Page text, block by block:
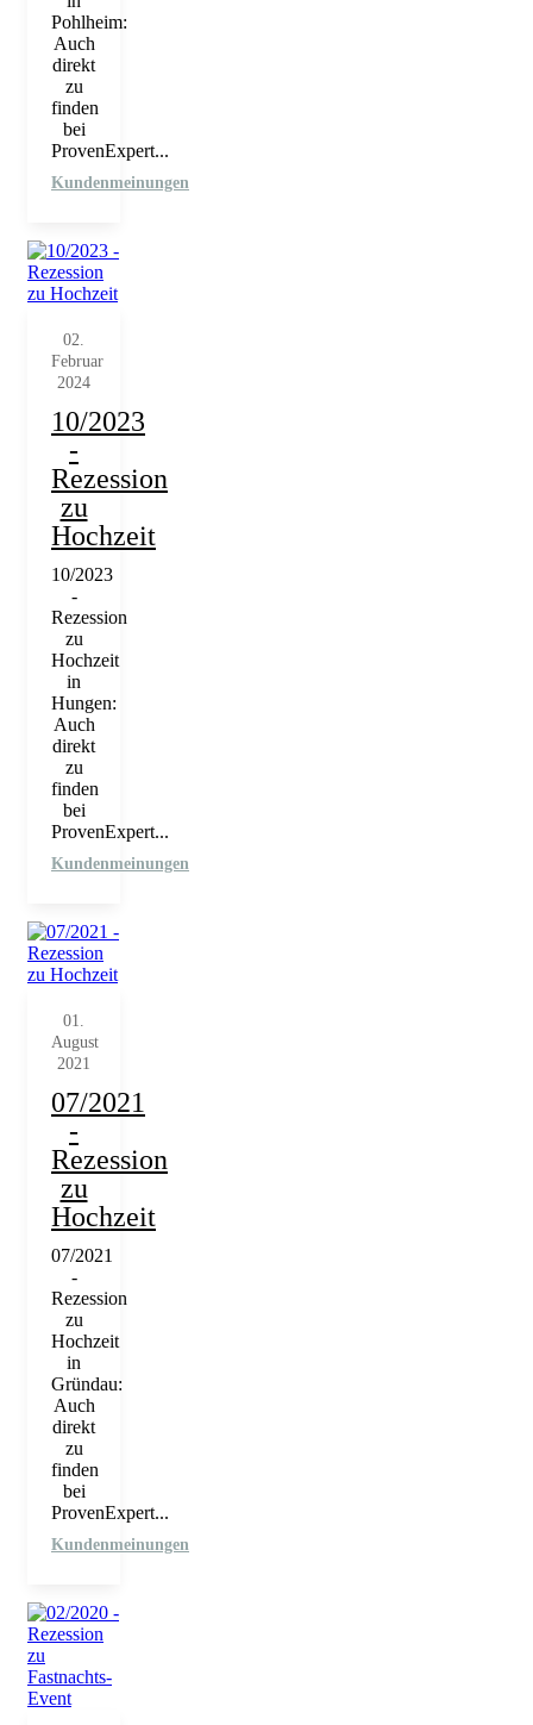
Pohlheim:
Auch
direkt
zu
finden
bei
ProvenExpert...
Kundenmeinungen
02.
Februar
2024
10/2023
-
Rezession
zu
Hochzeit
10/2023
-
Rezession
zu
Hochzeit
in
Hungen:
Auch
direkt
zu
finden
bei
ProvenExpert...
Kundenmeinungen
01.
August
2021
07/2021
-
Rezession
zu
Hochzeit
07/2021
-
Rezession
zu
Hochzeit
in
Gründau:
Auch
direkt
zu
finden
bei
ProvenExpert...
Kundenmeinungen